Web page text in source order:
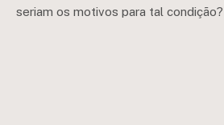
seriam os motivos para tal